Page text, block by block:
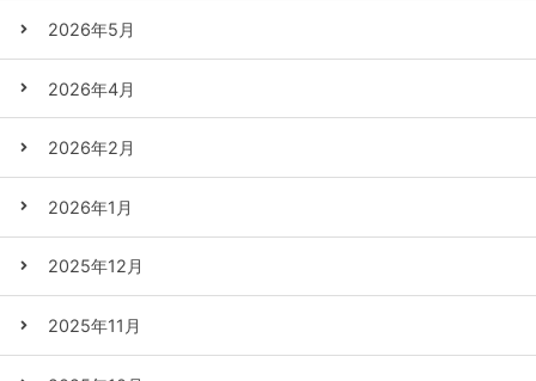
2026年5月
2026年4月
2026年2月
2026年1月
2025年12月
2025年11月